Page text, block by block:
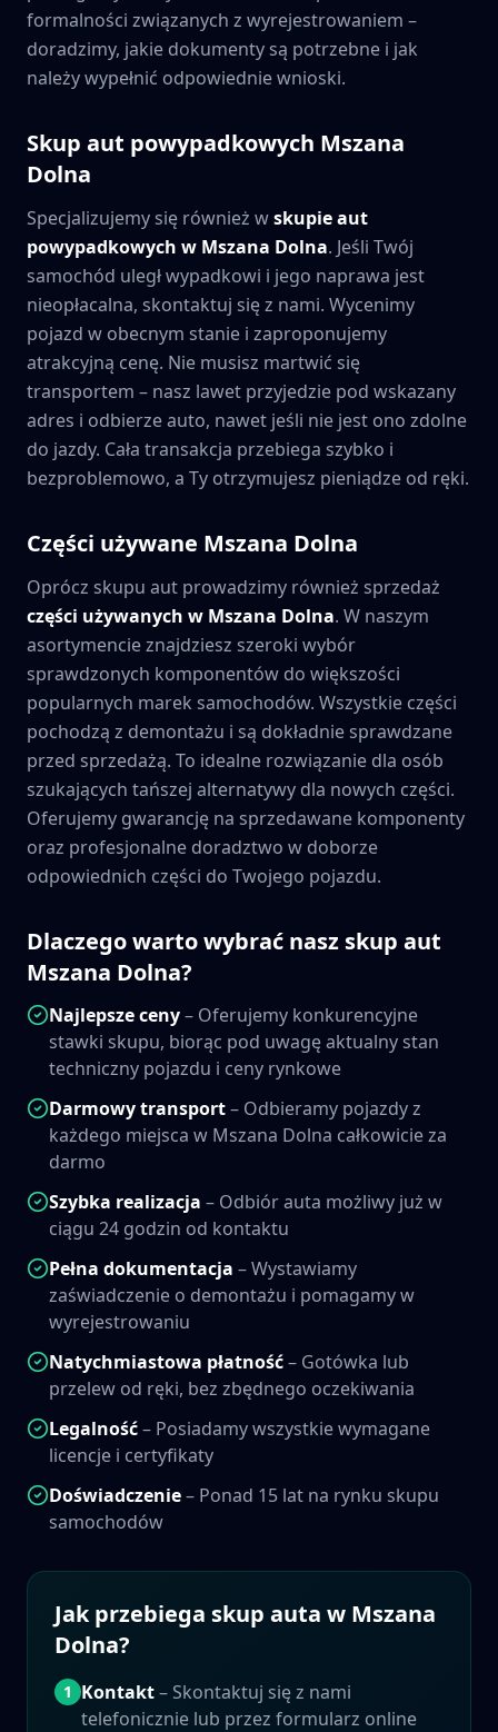
formalności związanych z wyrejestrowaniem –
doradzimy, jakie dokumenty są potrzebne i jak
należy wypełnić odpowiednie wnioski.
Skup aut powypadkowych Mszana
Dolna
Specjalizujemy się również wskupie aut
powypadkowych w Mszana Dolna. Jeśli Twój
samochód uległ wypadkowi i jego naprawa jest
nieopłacalna, skontaktuj się z nami. Wycenimy
pojazd w obecnym stanie i zaproponujemy
atrakcyjną cenę. Nie musisz martwić się
transportem – nasz lawet przyjedzie pod wskazany
adres i odbierze auto, nawet jeśli nie jest ono zdolne
do jazdy. Cała transakcja przebiega szybko i
bezproblemowo, a Ty otrzymujesz pieniądze od ręki.
Części używane Mszana Dolna
Oprócz skupu aut prowadzimy również sprzedaż
części używanych w Mszana Dolna. W naszym
asortymencie znajdziesz szeroki wybór
sprawdzonych komponentów do większości
popularnych marek samochodów. Wszystkie części
pochodzą z demontażu i są dokładnie sprawdzane
przed sprzedażą. To idealne rozwiązanie dla osób
szukających tańszej alternatywy dla nowych części.
Oferujemy gwarancję na sprzedawane komponenty
oraz profesjonalne doradztwo w doborze
odpowiednich części do Twojego pojazdu.
Dlaczego warto wybrać nasz skup aut
Mszana Dolna?
Najlepsze ceny– Oferujemy konkurencyjne
stawki skupu, biorąc pod uwagę aktualny stan
techniczny pojazdu i ceny rynkowe
Darmowy transport– Odbieramy pojazdy z
każdego miejsca w Mszana Dolna całkowicie za
darmo
Szybka realizacja – Odbiór auta możliwy już w
ciągu 24 godzin od kontaktu
Pełna dokumentacja – Wystawiamy
zaświadczenie o demontażu i pomagamy w
wyrejestrowaniu
Natychmiastowa płatność– Gotówka lub
przelew od ręki, bez zbędnego oczekiwania
Legalność– Posiadamy wszystkie wymagane
licencje i certyfikaty
Doświadczenie– Ponad 15 lat na rynku skupu
samochodów
Jak przebiega skup auta w Mszana
Dolna?
1 Kontakt– Skontaktuj się z nami
telefonicznie lub przez formularz online